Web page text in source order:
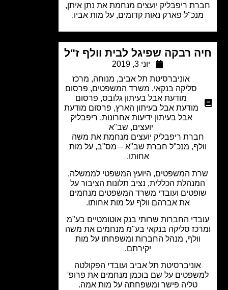
ריפבליק יועצים מנחמת את נתן איתן,
פארק נאות קדומים, על מות אביו.
רבקה שפיגל לבית וולף ז"ל
אוניברסיטת תל אביב,מנוחה, מרכז
סליקה בנקאי,משרד המשפטים,פרסום
מודעת אבל בעיתון גלובס, פרסום
מודעת אבל בעיתון הארץ,פרסום מודעת
אבל בעיתון ידיעות אחרונות,ריפבליק
שב"א
ריפבליק יועצים מנחמת את משה
מנכ"ל חברת שב"א – מס"ב, על מות
המשפטים, היועץ המשפטי לממשלה,
הכללית, נציב תלונות הציבור על
ועובדי משרד המשפטים מנחמים
את אברהם וולף על מות אחותו.
החברות שרותי בנק אוטומטיים בע"מ
סליקה בנקאי בע"מ מנחמים את משה
וולף, מנהל החברות ומשפחתו על מות
אוניברסיטת תל אביב ועובדי הפקולטה
על שם בוכמן מנחמים את פרופ'
טליה פישר ומשפחתה על מות אמה.